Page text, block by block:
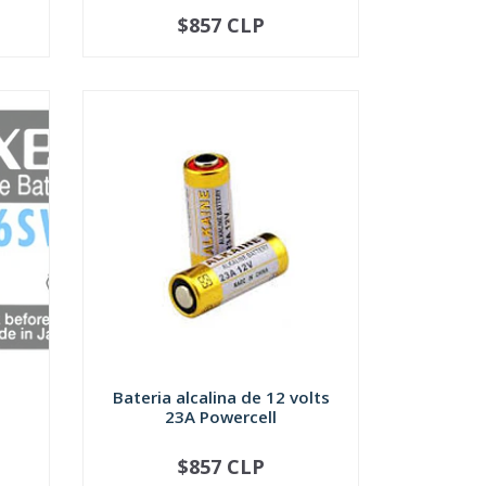
NOT AVAILABLE
$857 CLP
Bateria alcalina de 12 volts
23A Powercell
+
$857 CLP